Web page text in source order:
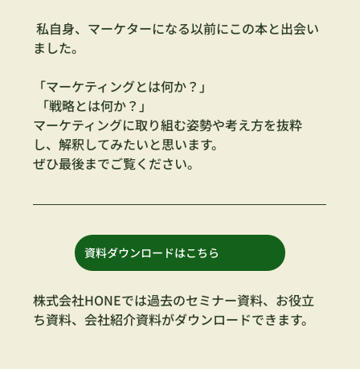
私自身、マーケターになる以前にこの本と出会い
ました。
「マーケティングとは何か？」
「戦略とは何か？」
マーケティングに取り組む姿勢や考え方を抜粋
し、解釈してみたいと思います。
ぜひ最後までご覧ください。
資料ダウンロードはこちら
株式会社HONEでは過去のセミナー資料、お役立
ち資料、会社紹介資料がダウンロードできます。